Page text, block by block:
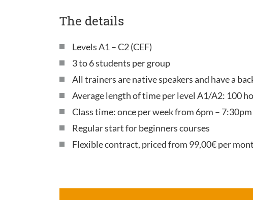
The details
Levels A1 – C2 (CEF)
3 to 6 students per group
All trainers are native speakers and have a
Average length of time per level A1/A2: 100
Class time: once per week from 6pm –
Regular start for beginners courses
Flexible contract, priced from 99,00€ per